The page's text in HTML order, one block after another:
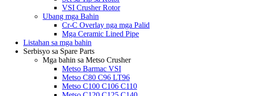
VSI Crusher Rotor
Ubang mga Bahin
Cr-C Overlay nga mga Palid
Mga Ceramic Lined Pipe
Listahan sa mga bahin
Serbisyo sa Spare Parts
Mga bahin sa Metso Crusher
Metso Barmac VSI
Metso C80 C96 LT96
Metso C100 C106 C110